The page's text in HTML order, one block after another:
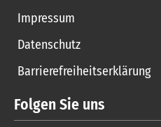
Impressum
Datenschutz
Barrierefreiheitserklärung
Folgen Sie uns